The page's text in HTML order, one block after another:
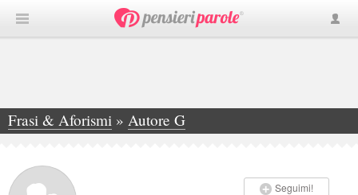
Frasi & Aforismi » Autore G
»Giusi Maio
Seguimi!